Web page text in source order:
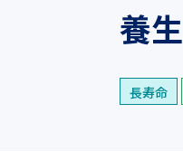
養
長寿命